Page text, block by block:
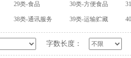
29类-食品 30类-方便食品
38类-通讯服务 39类-运输贮藏
字数长度：